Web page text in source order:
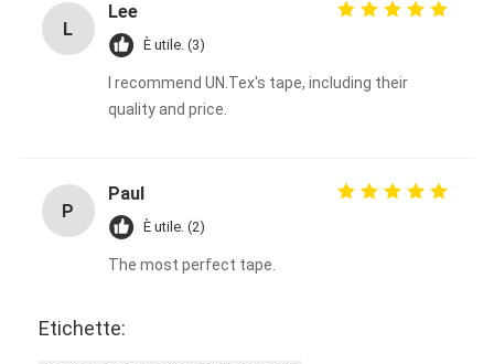
L
Lee
È utile. (3)
I recommend UN.Tex's tape, including their
quality and price.
P
Paul
È utile. (2)
The most perfect tape.
Etichette: